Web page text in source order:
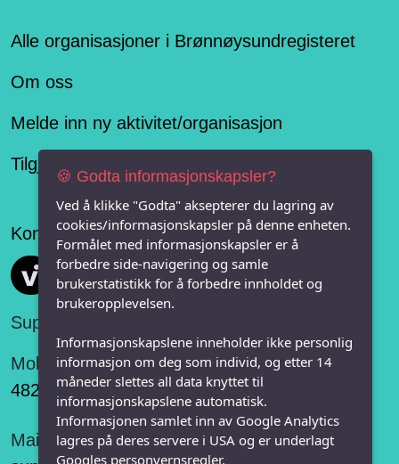
Alle organisasjoner i Brønnøysundregisteret
Om oss
Melde inn ny aktivitet/organisasjon
Tilgjengelighetserklæring
Konseptet er levert av
Vi FRITID
Support:
Mobil:
482 75 848
Mail:
🍪 Godta informasjonskapsler?
Ved å klikke "Godta" aksepterer du lagring av
cookies/informasjonskapsler på denne enheten.
Formålet med informasjonskapsler er å
forbedre side-navigering og samle
brukerstatistikk for å forbedre innholdet og
brukeropplevelsen.
Informasjonskapslene inneholder ikke personlig
informasjon om deg som individ, og etter 14
måneder slettes all data knyttet til
informasjonskapslene automatisk.
Informasjonen samlet inn av Google Analytics
lagres på deres servere i USA og er underlagt
Googles personvernsregler.